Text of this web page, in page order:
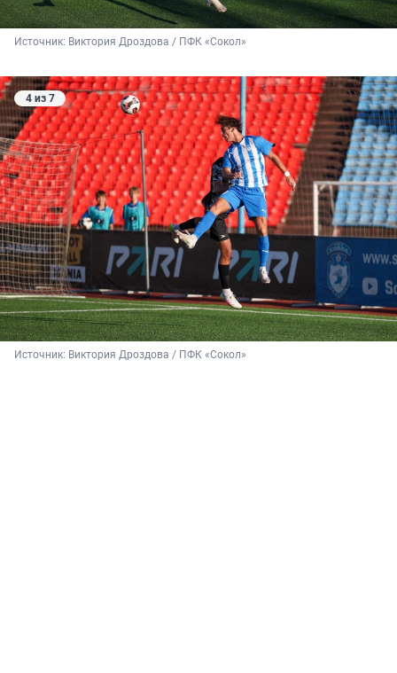
Источник: Виктория Дроздова / ПФК «Сокол»
4 из 7
Источник: Виктория Дроздова / ПФК «Сокол»